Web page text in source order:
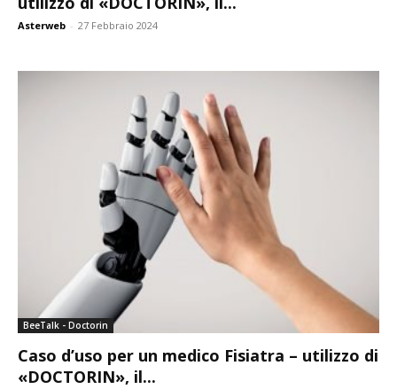
Asterweb - 27 Febbraio 2024
BeeTalk - Doctorin
Caso d’uso per un medico Fisiatra – utilizzo di
«DOCTORIN», il...